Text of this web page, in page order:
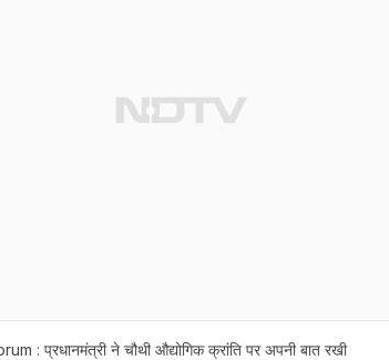
: प्रधानमंत्री ने चौथी औद्योगिक क्रांति पर अपनी बात रखी